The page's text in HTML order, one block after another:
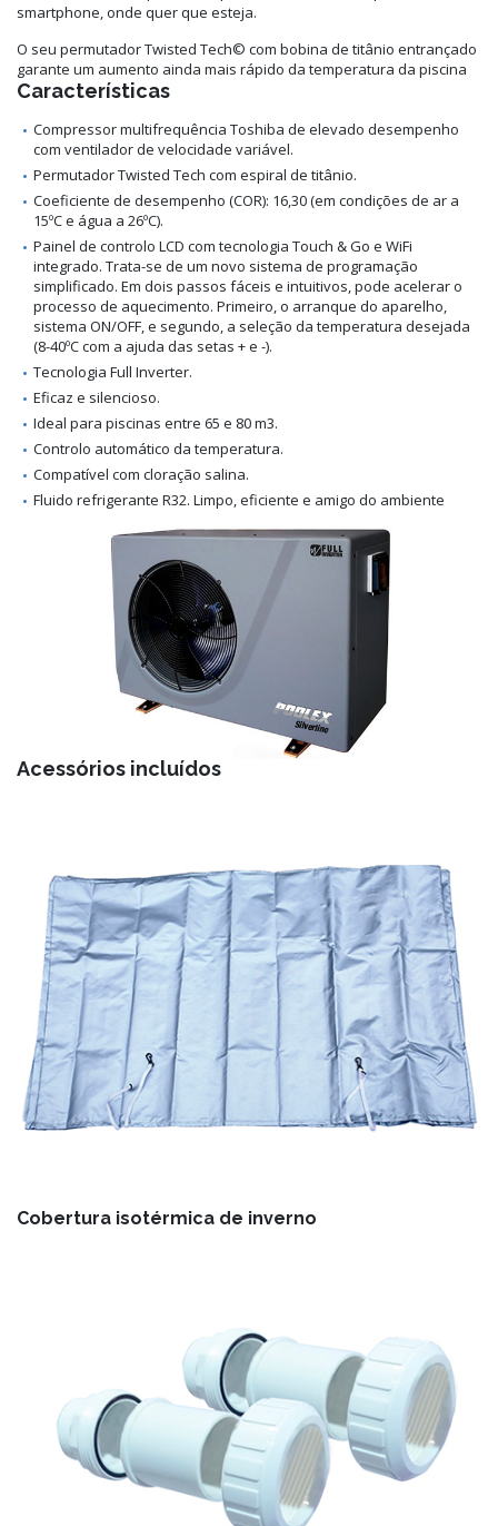
smartphone, onde quer que esteja.
O seu permutador Twisted Tech© com bobina de titânio entrançado
garante um aumento ainda mais rápido da temperatura da piscina
Características
Compressor multifrequência Toshiba de elevado desempenho
com ventilador de velocidade variável.
Permutador Twisted Tech com espiral de titânio.
Coeficiente de desempenho (COR): 16,30 (em condições de ar a
15ºC e água a 26ºC).
Painel de controlo LCD com tecnologia Touch & Go e WiFi
integrado. Trata-se de um novo sistema de programação
simplificado. Em dois passos fáceis e intuitivos, pode acelerar o
processo de aquecimento. Primeiro, o arranque do aparelho,
sistema ON/OFF, e segundo, a seleção da temperatura desejada
(8-40ºC com a ajuda das setas + e -).
Tecnologia Full Inverter.
Eficaz e silencioso.
Ideal para piscinas entre 65 e 80 m3.
Controlo automático da temperatura.
Compatível com cloração salina.
Fluido refrigerante R32. Limpo, eficiente e amigo do ambiente
Acessórios incluídos
Cobertura isotérmica de inverno